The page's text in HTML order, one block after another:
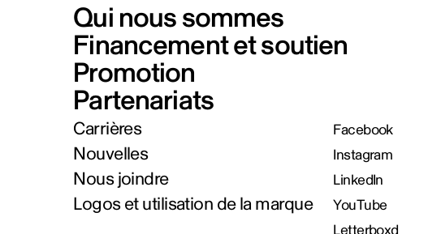
Qui nous sommes
Financement et soutien
Promotion
Partenariats
Carrières
Nouvelles
Nous joindre
Logos et utilisation de la marque
Facebook
Instagram
LinkedIn
YouTube
Letterboxd